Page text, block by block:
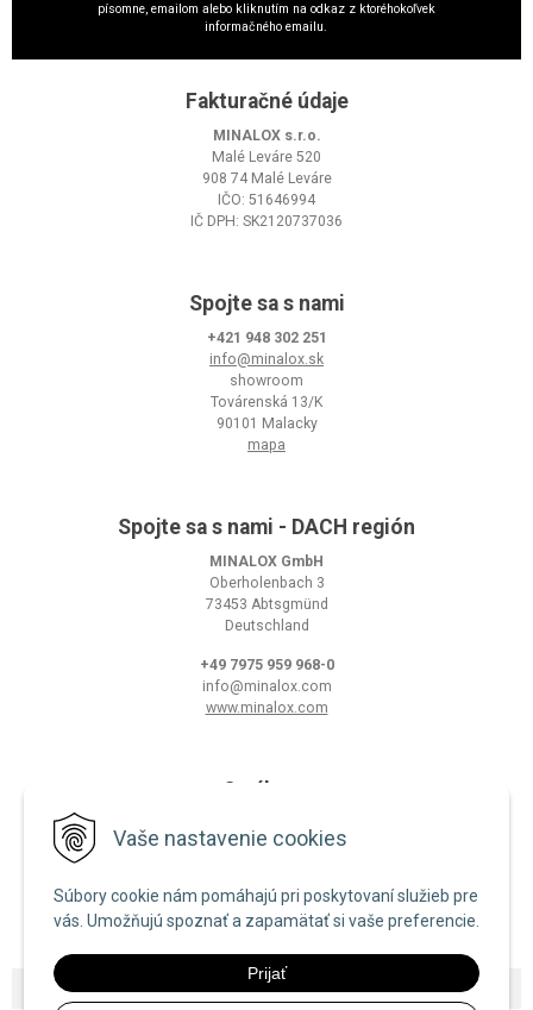
Vaše nastavenie cookies
Súbory cookie nám pomáhajú pri poskytovaní služieb pre
vás. Umožňujú spoznať a zapamätať si vaše preferencie.
Prijať
písomne, emailom alebo kliknutím na odkaz z ktoréhokoľvek
informačného emailu.
Fakturačné údaje
MINALOX s.r.o.
Malé Leváre 520
908 74 Malé Leváre
IČO: 51646994
IČ DPH: SK2120737036
Spojte sa s nami
+421 948 302 251
info@minalox.sk
showroom
Továrenská 13/K
90101 Malacky
mapa
Spojte sa s nami - DACH región
MINALOX GmbH
Oberholenbach 3
73453 Abtsgmünd
Deutschland
+49 7975 959 968-0
info@minalox.com
www.minalox.com
O nákupe
Zásady používania cookies